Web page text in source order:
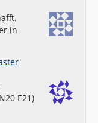
in
E21)